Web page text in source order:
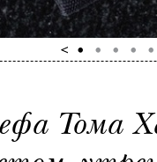
Тома